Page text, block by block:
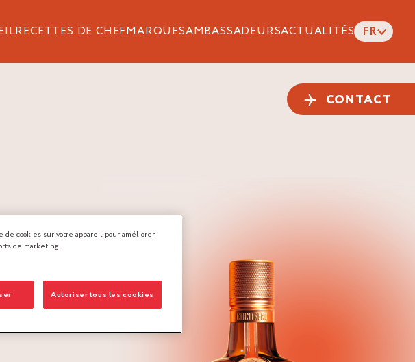
RECETTES DE CHEFMARQUESAMBASSADEURSACTUALITÉS FR
CONTACT
de cookies sur votre appareil pour améliorer
de marketing.
Autoriser tous les cookies